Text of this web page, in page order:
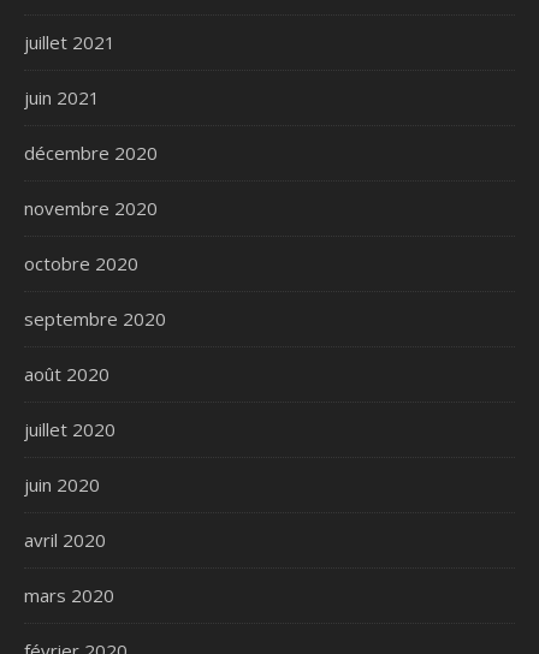
juillet 2021
juin 2021
décembre 2020
novembre 2020
octobre 2020
septembre 2020
août 2020
juillet 2020
juin 2020
avril 2020
mars 2020